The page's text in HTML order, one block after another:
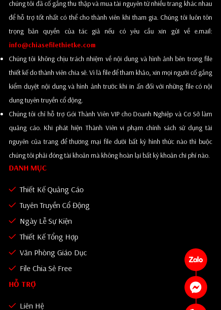
chúng tôi đã cố gắng thu thập và mua tài nguyên từ nhiều trang khác nhau
để hỗ trợ tốt nhất có thể cho thành viên khi tham gia. Chúng tôi luôn tôn
trọng bản quyền của tác giả nếu có yêu cầu xin gửi về e.mail:
info@chiasefilethietke.com
Chúng tôi không chịu trách nhiệm về nội dung và hình ảnh bên trong file
thiết kế do thành viên chia sẻ. Vì là file để tham khảo, xin mọi người cố gắng
kiểm duyệt nội dung và hình ảnh trước khi in ấn đối với những file có nội
dung tuyên truyền cổ động.
Chúng tôi chỉ hỗ trợ Gói Thành Viên VIP cho Doanh Nghiệp và Cơ Sở làm
quảng cáo. Khi phát hiện Thành Viên vi phạm chính sách sử dụng tài
nguyên của trang để thương mại file dưới bất kỳ hình thức nào thì buộc
chúng tôi phải đóng tài khoản mà không hoàn lại bất kỳ khoản chi phí nào.
DANH MỤC
Thiết Kế Quảng Cáo
Tuyên Truyền Cổ Động
Ngày Lễ Sự Kiện
Thiết Kế Tổng Hợp
Văn Phòng Giáo Dục
File Chia Sẻ Free
HỖ TRỢ
Liên Hệ